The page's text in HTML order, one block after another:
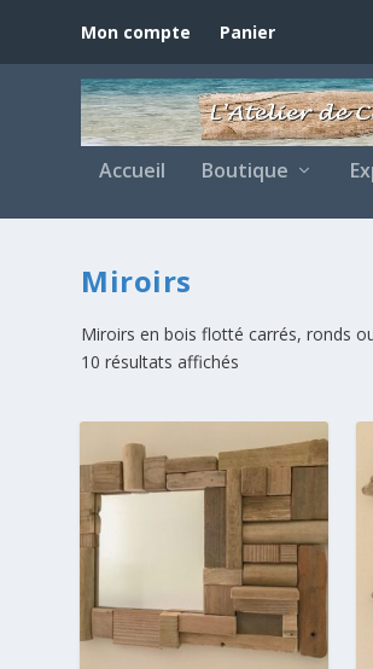
Mon compte Panier
Accueil Boutique
Miroirs
Miroirs en bois flotté carrés, ronds
10 résultats affichés